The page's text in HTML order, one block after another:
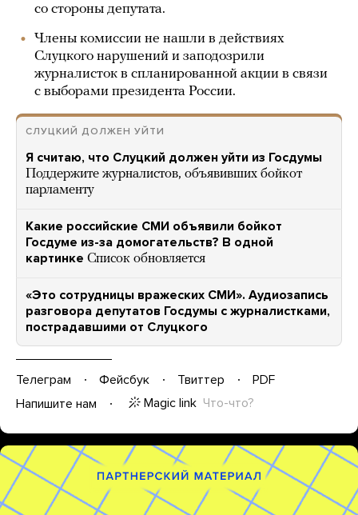
со стороны депутата.
Члены комиссии не нашли в действиях
Слуцкого нарушений и заподозрили
журналисток в спланированной акции в связи
с выборами президента России.
СЛУЦКИЙ ДОЛЖЕН УЙТИ
Я считаю, что Слуцкий должен уйти из Госдумы
Поддержите журналистов, объявивших бойкот
парламенту
Какие российские СМИ объявили бойкот
Госдуме из-за домогательств? В одной
картинке Список обновляется
«Это сотрудницы вражеских СМИ». Аудиозапись
разговора депутатов Госдумы с журналистками,
пострадавшими от Слуцкого
Телеграм Фейсбук Твиттер
PDF
Напишите нам
Magic link Что-что?